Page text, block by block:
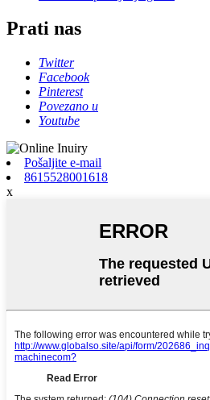
Prati nas
Twitter
Facebook
Pinterest
Povezano u
Youtube
Pošaljite e-mail
8615528001618
x